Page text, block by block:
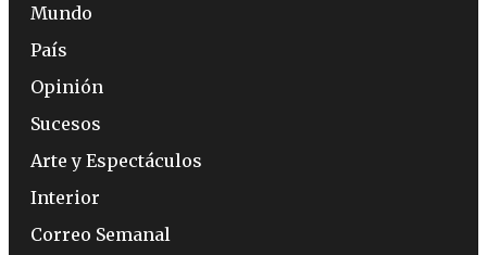
Mundo
País
Opinión
Sucesos
Arte y Espectáculos
Interior
Correo Semanal